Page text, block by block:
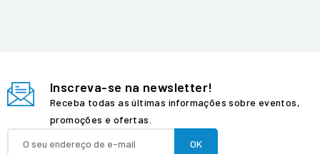
Inscreva-se na newsletter!
Receba todas as últimas informações sobre eventos,
promoções e ofertas.